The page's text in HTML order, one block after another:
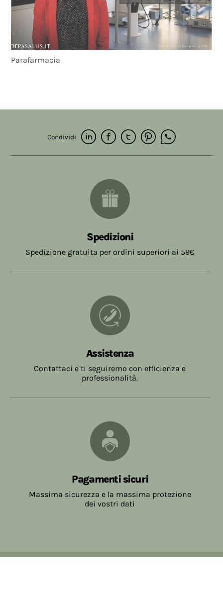
Parafarmacia
Condividi
Spedizioni
Spedizione gratuita per ordini superiori ai 59€
Assistenza
Contattaci e ti seguiremo con efficienza e
professionalità.
Pagamenti sicuri
Massima sicurezza e la massima protezione
dei vostri dati